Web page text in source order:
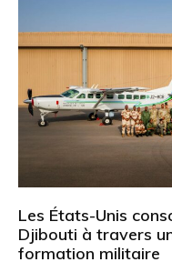
Les États-Unis
Djibouti à travers
formation militaire